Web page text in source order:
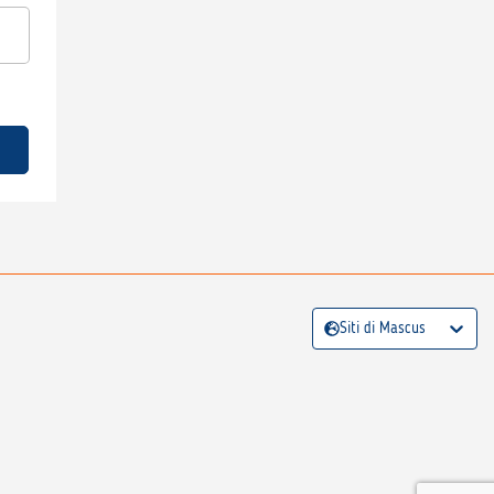
Siti di Mascus